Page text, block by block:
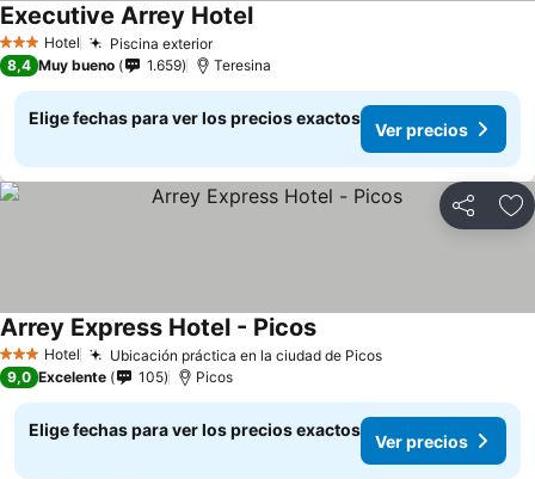
3 Estrellas
Hotel Piscina exteriorVer precios
Executive Arrey HotelVer precios
8,4 Muy bueno 1.659 Teresina
Elige fechas para ver los precios exactos
Ver precios
Compartir
3 Estrellas
Hotel Ubicación práctica en la ciudad de PicosVer precios
Arrey Express Hotel - PicosVer precios
9,0 Excelente 105 Picos
Elige fechas para ver los precios exactos
Ver precios